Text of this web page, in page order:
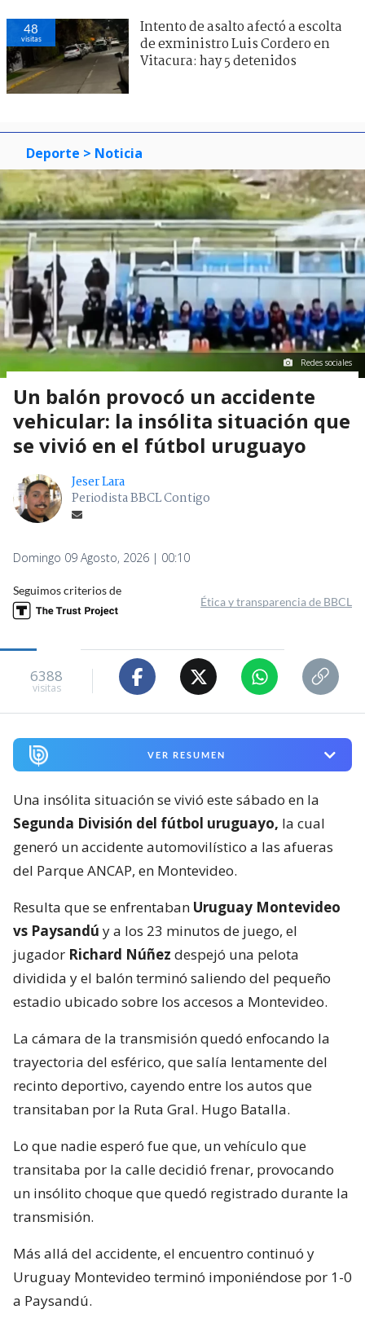
48
visitas
Intento de asalto afectó a escolta
de exministro Luis Cordero en
Vitacura: hay 5 detenidos
Deporte > Noticia
Redes sociales
Un balón provocó un accidente
vehicular: la insólita situación que
se vivió en el fútbol uruguayo
Jeser Lara
Periodista BBCL Contigo
Domingo 09 Agosto, 2026 | 00:10
Seguimos criterios de
Ética y transparencia de BBCL
6388
visitas
VER RESUMEN
Una insólita situación se vivió este sábado en la
Segunda División del fútbol uruguayo, la cual
generó un accidente automovilístico a las afueras
del Parque ANCAP, en Montevideo.
Resulta que se enfrentaban Uruguay Montevideo
vs Paysandú y a los 23 minutos de juego, el
jugador Richard Núñez despejó una pelota
dividida y el balón terminó saliendo del pequeño
estadio ubicado sobre los accesos a Montevideo.
La cámara de la transmisión quedó enfocando la
trayectoria del esférico, que salía lentamente del
recinto deportivo, cayendo entre los autos que
transitaban por la Ruta Gral. Hugo Batalla.
Lo que nadie esperó fue que, un vehículo que
transitaba por la calle decidió frenar, provocando
un insólito choque que quedó registrado durante la
transmisión.
Más allá del accidente, el encuentro continuó y
Uruguay Montevideo terminó imponiéndose por 1-0
a Paysandú.